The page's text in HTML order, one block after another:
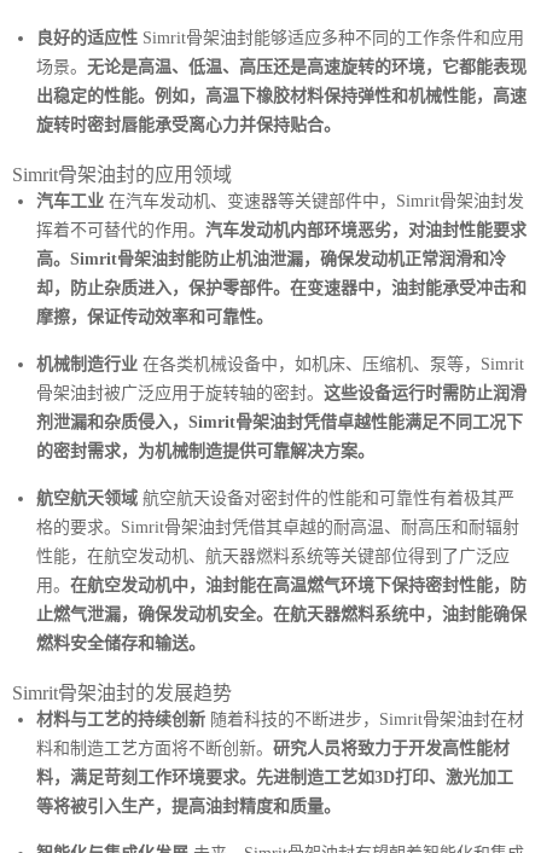
良好的适应性 Simrit骨架油封能够适应多种不同的工作条件和应用
场景。 无论是高温、低温、高压还是高速旋转的环境，它都能表现
出稳定的性能。例如，高温下橡胶材料保持弹性和机械性能，高速
旋转时密封唇能承受离心力并保持贴合。
Simrit骨架油封的应用领域
汽车工业 在汽车发动机、变速器等关键部件中，Simrit骨架油封发
挥着不可替代的作用。 汽车发动机内部环境恶劣，对油封性能要求
高。Simrit骨架油封能防止机油泄漏，确保发动机正常润滑和冷
却，防止杂质进入，保护零部件。在变速器中，油封能承受冲击和
摩擦，保证传动效率和可靠性。
机械制造行业 在各类机械设备中，如机床、压缩机、泵等，Simrit
骨架油封被广泛应用于旋转轴的密封。 这些设备运行时需防止润滑
剂泄漏和杂质侵入，Simrit骨架油封凭借卓越性能满足不同工况下
的密封需求，为机械制造提供可靠解决方案。
航空航天领域 航空航天设备对密封件的性能和可靠性有着极其严
格的要求。Simrit骨架油封凭借其卓越的耐高温、耐高压和耐辐射
性能，在航空发动机、航天器燃料系统等关键部位得到了广泛应
用。 在航空发动机中，油封能在高温燃气环境下保持密封性能，防
止燃气泄漏，确保发动机安全。在航天器燃料系统中，油封能确保
燃料安全储存和输送。
Simrit骨架油封的发展趋势
材料与工艺的持续创新 随着科技的不断进步，Simrit骨架油封在材
料和制造工艺方面将不断创新。 研究人员将致力于开发高性能材
料，满足苛刻工作环境要求。先进制造工艺如3D打印、激光加工
等将被引入生产，提高油封精度和质量。